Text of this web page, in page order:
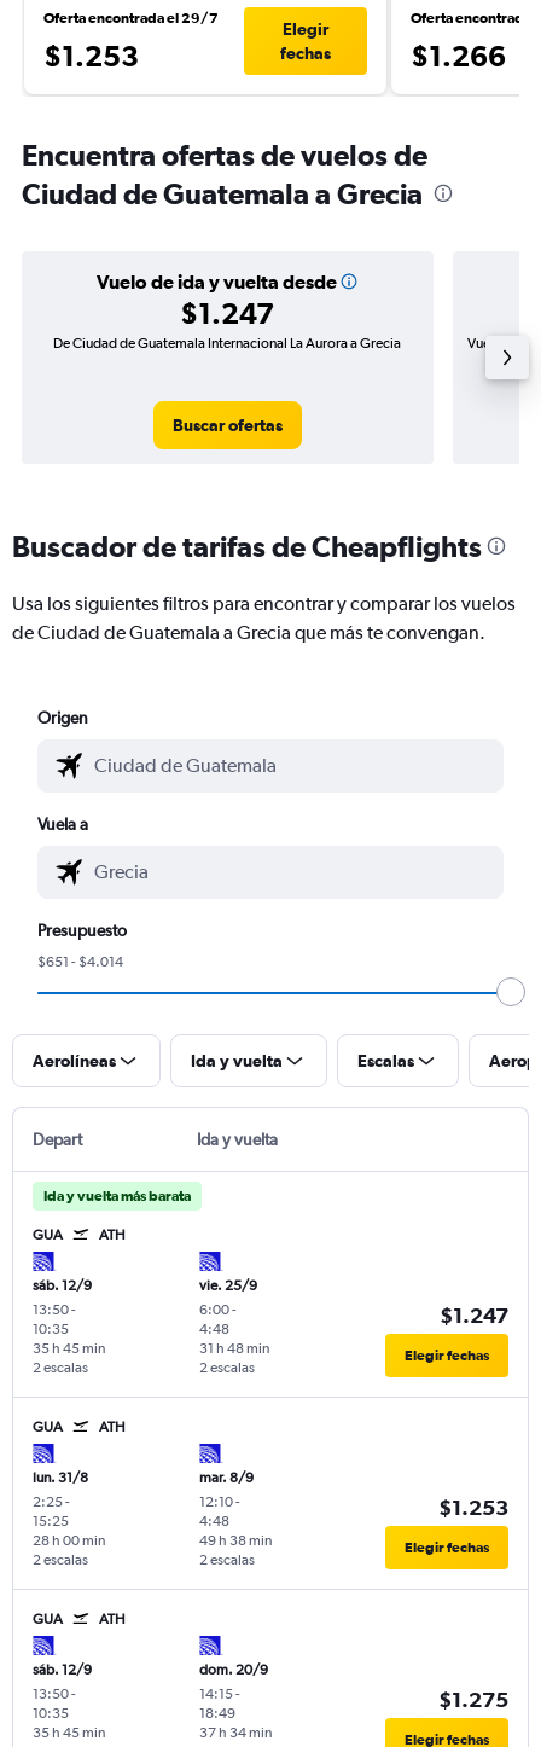
Oferta encontrada el 29/7
$1.253
Elegir
fechas
Oferta encontrada
$1.266
Encuentra ofertas de vuelos de
Ciudad de Guatemala a Grecia
Vuelo de ida y vuelta desde
$1.247
De Ciudad de Guatemala Internacional La Aurora a Grecia
Buscar ofertas
Vuelo de
Buscador de tarifas de Cheapflights
Usa los siguientes filtros para encontrar y comparar los vuelos
de Ciudad de Guatemala a Grecia que más te convengan.
Origen
Vuela a
Presupuesto
$651 - $4.014
Aerolíneas Ida y vuelta Escalas
Depart Ida y vuelta
Ida y vuelta más barata
GUA ATH
sáb. 12/9
13:50-
10:35
2 escalas
35 h 45 min
vie. 25/9
6:00-
4:48
2 escalas
31 h 48 min
$1.247
Elegir fechas
GUA ATH
lun. 31/8
2:25-
15:25
2 escalas
28 h 00 min
mar. 8/9
12:10-
4:48
2 escalas
49 h 38 min
$1.253
Elegir fechas
GUA ATH
sáb. 12/9
13:50-
10:35
35 h 45 min
dom. 20/9
14:15-
18:49
37 h 34 min
$1.275
Elegir fechas